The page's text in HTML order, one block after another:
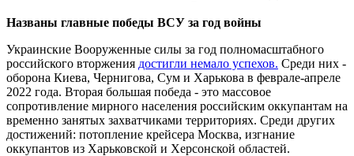
Названы главные победы ВСУ за год войны
Украинские Вооруженные силы за год полномасштабного
российского вторжения достигли немало успехов. Среди них -
оборона Киева, Чернигова, Сум и Харькова в феврале-апреле
2022 года. Вторая большая победа - это массовое
сопротивление мирного населения российским оккупантам на
временно занятых захватчиками территориях. Среди других
достижений: потопление крейсера Москва, изгнание
оккупантов из Харьковской и Херсонской областей.